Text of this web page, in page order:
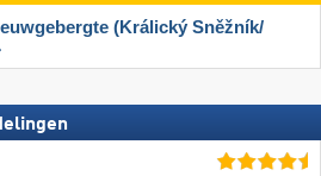
(Králický Sněžník/​